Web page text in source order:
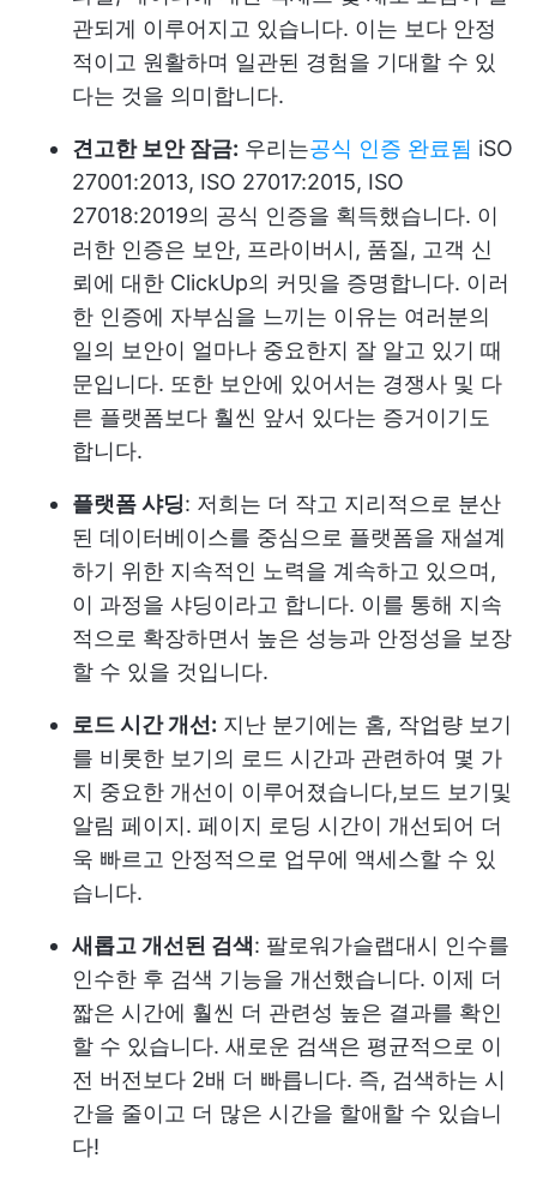
관되게 이루어지고 있습니다. 이는 보다 안정
적이고 원활하며 일관된 경험을 기대할 수 있
다는 것을 의미합니다.
견고한 보안 잠금: 우리는공식 인증 완료됨 iSO
27001:2013, ISO 27017:2015, ISO
27018:2019의 공식 인증을 획득했습니다. 이
러한 인증은 보안, 프라이버시, 품질, 고객 신
뢰에 대한 ClickUp의 커밋을 증명합니다. 이러
한 인증에 자부심을 느끼는 이유는 여러분의
일의 보안이 얼마나 중요한지 잘 알고 있기 때
문입니다. 또한 보안에 있어서는 경쟁사 및 다
른 플랫폼보다 훨씬 앞서 있다는 증거이기도
합니다.
플랫폼 샤딩: 저희는 더 작고 지리적으로 분산
된 데이터베이스를 중심으로 플랫폼을 재설계
하기 위한 지속적인 노력을 계속하고 있으며,
이 과정을 샤딩이라고 합니다. 이를 통해 지속
적으로 확장하면서 높은 성능과 안정성을 보장
할 수 있을 것입니다.
로드 시간 개선: 지난 분기에는 홈, 작업량 보기
를 비롯한 보기의 로드 시간과 관련하여 몇 가
지 중요한 개선이 이루어졌습니다,보드 보기 및
알림 페이지. 페이지 로딩 시간이 개선되어 더
욱 빠르고 안정적으로 업무에 액세스할 수 있
습니다.
새롭고 개선된 검색: 팔로워가슬랩대시 인수를
인수한 후 검색 기능을 개선했습니다. 이제 더
짧은 시간에 훨씬 더 관련성 높은 결과를 확인
할 수 있습니다. 새로운 검색은 평균적으로 이
전 버전보다 2배 더 빠릅니다. 즉, 검색하는 시
간을 줄이고 더 많은 시간을 할애할 수 있습니
다!